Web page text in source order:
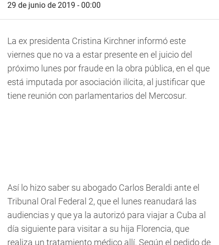
29 de junio de 2019 - 00:00
La ex presidenta Cristina Kirchner informó este
viernes que no va a estar presente en el juicio del
próximo lunes por fraude en la obra pública, en el que
está imputada por asociación ilícita, al justificar que
tiene reunión con parlamentarios del Mercosur.
Así lo hizo saber su abogado Carlos Beraldi ante el
Tribunal Oral Federal 2, que el lunes reanudará las
audiencias y que ya la autorizó para viajar a Cuba al
día siguiente para visitar a su hija Florencia, que
realiza un tratamiento médico allí. Según el pedido de